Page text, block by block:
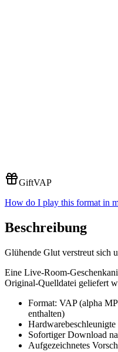
GiftVAP
How do I play this format in
Beschreibung
Glühende Glut verstreut sich
Eine Live-Room-
Original-Quelldatei geliefert
Format: VAP (alpha
enthalten)
Sofortiger Download
Aufgezeichnetes